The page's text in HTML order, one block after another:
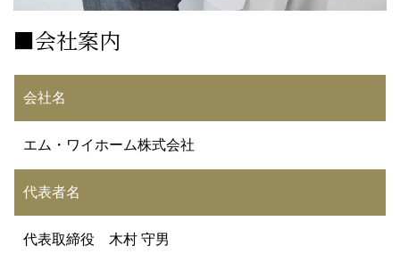
■会社案内
会社名
エム・ワイホーム株式会社
代表者名
代表取締役 木村 守男